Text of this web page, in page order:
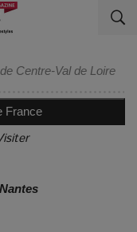
Centre-Val de Loire
France